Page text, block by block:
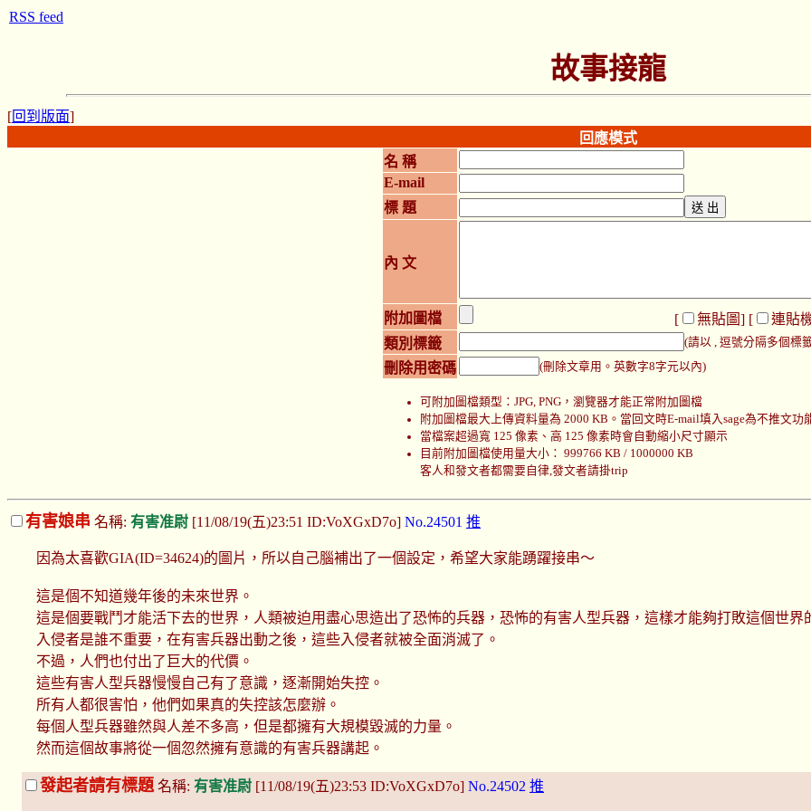
故事接龍
[回到版面]
回應模式
名 稱
E-mail
標 題
內 文
附加圖檔 [ 無貼圖] [ 連貼
類別標籤
(請以 , 逗號分隔多個標
刪除用密碼 (刪除文章用。英數字8字元以內)
可附加圖檔類型：JPG, PNG，瀏覽器才能正常附加圖檔
附加圖檔最大上傳資料量為 2000 KB。當回文時E-mail填入sage為不推文功
當檔案超過寬 125 像素、高 125 像素時會自動縮小尺寸顯示
目前附加圖檔使用量大小： 999766 KB / 1000000 KB
客人和發文者都需要自律,發文者請掛trip
有害娘串 名稱: 有害准尉 [11/08/19(五)23:51 ID:VoXGxD7o] No.24501 推
因為太喜歡GIA(ID=34624)的圖片，所以自己腦補出了一個設定，希望大家能踴躍接串～
這是個不知道幾年後的未來世界。
這是個要戰鬥才能活下去的世界，人類被迫用盡心思造出了恐怖的兵器，恐怖的有害人型兵器，這樣才能夠打敗這個世界
入侵者是誰不重要，在有害兵器出動之後，這些入侵者就被全面消滅了。
不過，人們也付出了巨大的代價。
這些有害人型兵器慢慢自己有了意識，逐漸開始失控。
所有人都很害怕，他們如果真的失控該怎麼辦。
每個人型兵器雖然與人差不多高，但是都擁有大規模毀滅的力量。
然而這個故事將從一個忽然擁有意識的有害兵器講起。
發起者請有標題 名稱: 有害准尉 [11/08/19(五)23:53 ID:VoXGxD7o] No.24502 推
RSS feed